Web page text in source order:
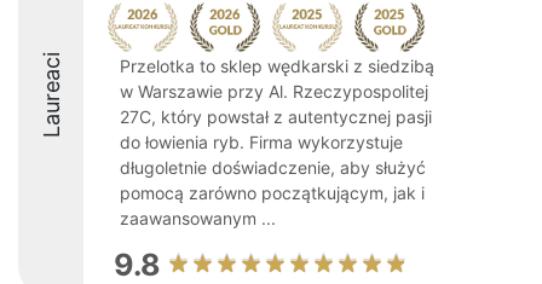
Laureaci
Przelotka to sklep wędkarski z siedzibą
w Warszawie przy Al. Rzeczypospolitej
27C, który powstał z autentycznej pasji
do łowienia ryb. Firma wykorzystuje
długoletnie doświadczenie, aby służyć
pomocą zarówno początkującym, jak i
zaawansowanym ...
9.8